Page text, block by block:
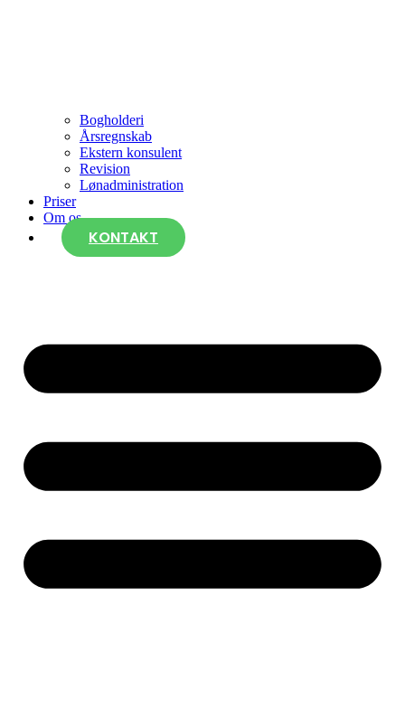
Bogholderi
Årsregnskab
Ekstern konsulent
Revision
Lønadministration
Priser
Om os
KONTAKT